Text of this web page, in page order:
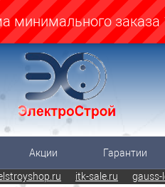
минимального заказа
Акции Гарантии
itk-sale.ru gauss-